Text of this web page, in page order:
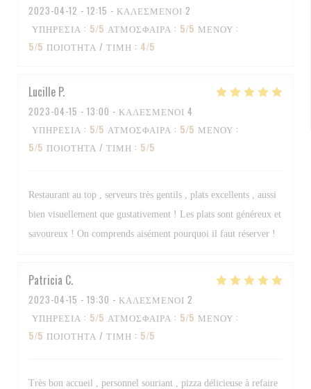
2023-04-12 - 12:15 - ΚΑΛΕΣΜΈΝΟΙ 2
ΥΠΗΡΕΣΊΑ : 5/5 ΑΤΜΌΣΦΑΙΡΑ : 5/5 ΜΕΝΟΎ :
5/5 ΠΟΙΌΤΗΤΑ / ΤΙΜΉ : 4/5
Lucille P
2023-04-15 - 13:00 - ΚΑΛΕΣΜΈΝΟΙ 4
ΥΠΗΡΕΣΊΑ : 5/5 ΑΤΜΌΣΦΑΙΡΑ : 5/5 ΜΕΝΟΎ :
5/5 ΠΟΙΌΤΗΤΑ / ΤΙΜΉ : 5/5
Restaurant au top , serveurs très gentils , plats excellents , aussi
bien visuellement que gustativement ! Les plats sont généreux et
savoureux ! On comprends aisément pourquoi il faut réserver !
Patricia C
2023-04-15 - 19:30 - ΚΑΛΕΣΜΈΝΟΙ 2
ΥΠΗΡΕΣΊΑ : 5/5 ΑΤΜΌΣΦΑΙΡΑ : 5/5 ΜΕΝΟΎ :
5/5 ΠΟΙΌΤΗΤΑ / ΤΙΜΉ : 5/5
Très bon accueil , personnel souriant , pizza délicieuse à refaire